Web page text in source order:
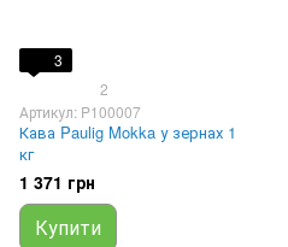
3
2
Артикул: P100007
Кава Paulig Mokka у зернах 1
кг
1 371 грн
Купити